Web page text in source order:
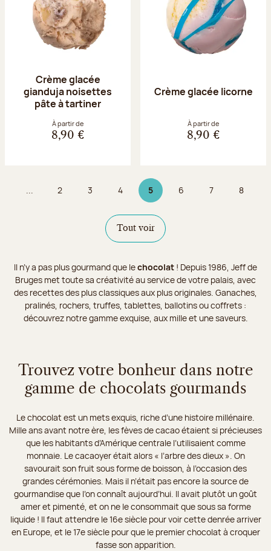
Crème glacée
gianduja noisettes
pâte à tartiner
À partir de
8,90 €
Crème glacée licorne
À partir de
8,90 €
... Page
2 Page
3 Page
4 5Page 5 sur 9
Page
6 Page
7 Page
8
Tout voir
Il n’y a pas plus gourmand que lechocolat ! Depuis 1986, Jeff de
Bruges met toute sa créativité au service de votre palais, avec
des recettes des plus classiques aux plus originales. Ganaches,
pralinés, rochers, truffes, tablettes, ballotins ou coffrets :
découvrez notre gamme exquise, aux mille et une saveurs.
Trouvez votre bonheur dans notre
gamme de chocolats gourmands
Le chocolat est un mets exquis, riche d’une histoire millénaire.
Mille ans avant notre ère, les fèves de cacao étaient si précieuses
que les habitants d’Amérique centrale l’utilisaient comme
monnaie. Le cacaoyer était alors « l’arbre des dieux ». On
savourait son fruit sous forme de boisson, à l’occasion des
grandes cérémonies. Mais il n’était pas encore la source de
gourmandise que l’on connaît aujourd’hui. Il avait plutôt un goût
amer et pimenté, et on ne le consommait que sous sa forme
liquide ! Il faut attendre le 16e siècle pour voir cette denrée arriver
en Europe, et le 17e siècle pour que le premier chocolat à croquer
fasse son apparition.